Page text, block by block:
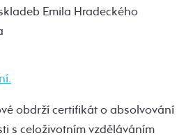
Emila Hradeckého
obdrží certifikát o absolvování
s celoživotním vzděláváním